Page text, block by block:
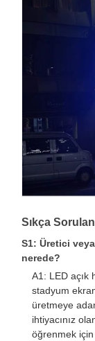
Sıkça
S1: Üretici
nerede?
A1: LED açık
stadyum
üretmeye
ihtiyacınız
öğrenmek için